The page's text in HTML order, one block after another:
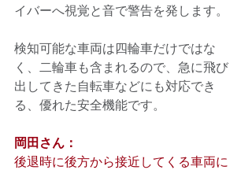
イバーへ視覚と音で警告を発します。
検知可能な車両は四輪車だけではな
く、二輪車も含まれるので、急に飛び
出してきた自転車などにも対応でき
る、優れた安全機能です。
岡田さん：
後退時に後方から接近してくる車両に